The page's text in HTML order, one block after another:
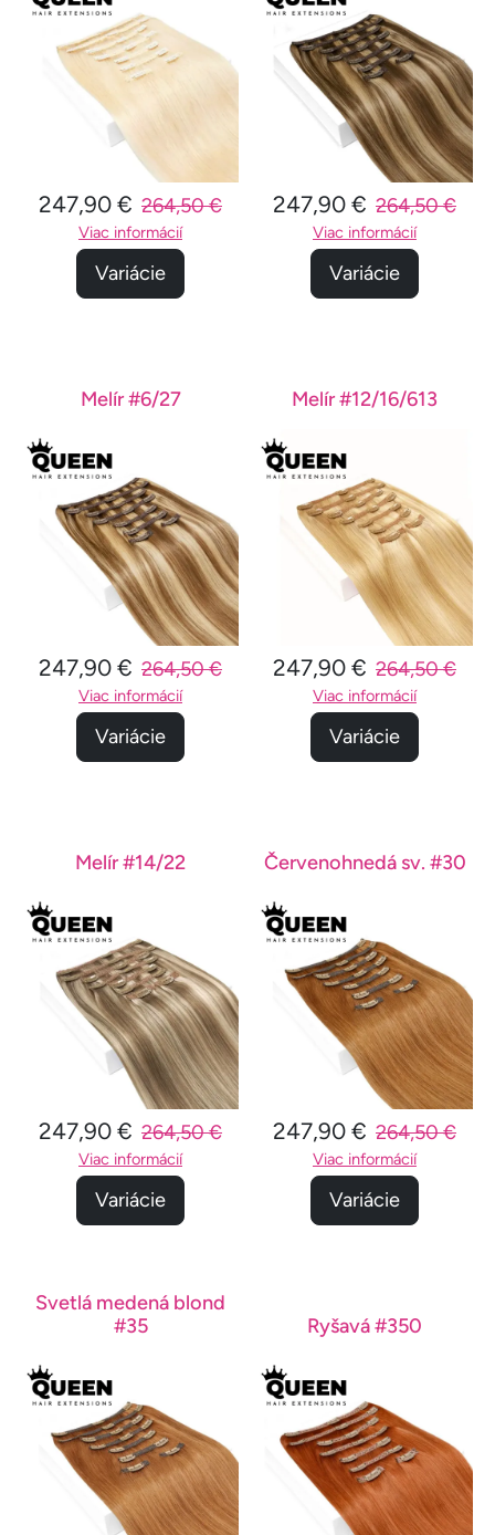
247,90 € 264,50 €
Viac informácií
Variácie
247,90 € 264,50 €
Viac informácií
Variácie
Melír #6/27
247,90 € 264,50 €
Viac informácií
Variácie
Melír #12/16/613
247,90 € 264,50 €
Viac informácií
Variácie
Melír #14/22
247,90 € 264,50 €
Viac informácií
Variácie
Červenohnedá sv. #30
247,90 € 264,50 €
Viac informácií
Variácie
Svetlá medená blond
#35
Ryšavá #350